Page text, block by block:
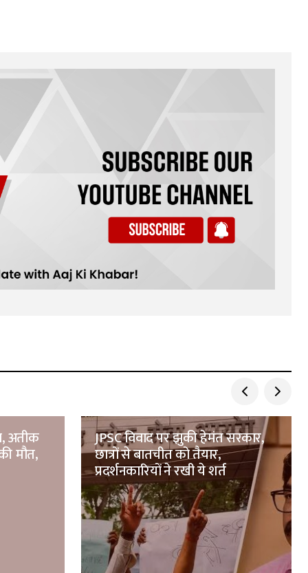
अतीक
मौत,
JPSC विवाद पर झुकी हेमंत सरकार,
छात्रों से बातचीत को तैयार,
प्रदर्शनकारियों ने रखी ये शर्त